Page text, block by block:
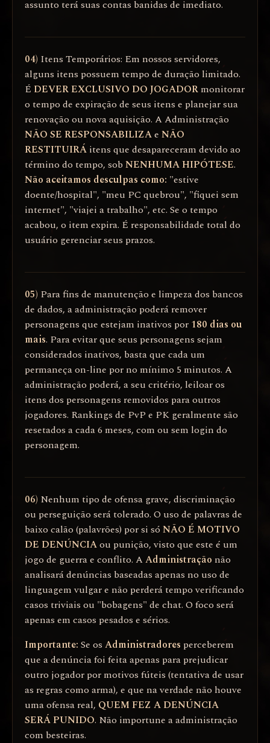
assunto terá suas contas banidas de imediato.
04) Itens Temporários: Em nossos servidores,
alguns itens possuem tempo de duração limitado.
É DEVER EXCLUSIVO DO JOGADORmonitorar
o tempo de expiração de seus itens e planejar sua
renovação ou nova aquisição. A Administração
NÃO SE RESPONSABILIZAe NÃO
RESTITUIRÁ itens que desapareceram devido ao
término do tempo, sob NENHUMA HIPÓTESE.
Não aceitamos desculpas como: "estive
doente/hospital", "meu PC quebrou", "fiquei sem
internet", "viajei a trabalho", etc. Se o tempo
acabou, o item expira. É responsabilidade total do
usuário gerenciar seus prazos.
05) Para fins de manutenção e limpeza dos bancos
de dados, a administração poderá remover
personagens que estejam inativos por 180 dias ou
mais. Para evitar que seus personagens sejam
considerados inativos, basta que cada um
permaneça on-line por no mínimo 5 minutos. A
administração poderá, a seu critério, leiloar os
itens dos personagens removidos para outros
jogadores. Rankings de PvP e PK geralmente são
resetados a cada 6 meses, com ou sem login do
personagem.
06) Nenhum tipo de ofensa grave, discriminação
ou perseguição será tolerado. O uso de palavras de
baixo calão (palavrões) por si só NÃO É MOTIVO
DE DENÚNCIAou punição, visto que este é um
jogo de guerra e conflito. AAdministração não
analisará denúncias baseadas apenas no uso de
linguagem vulgar e não perderá tempo verificando
casos triviais ou "bobagens" de chat. O foco será
apenas em casos pesados e sérios.
Importante: Se os Administradores perceberem
que a denúncia foi feita apenas para prejudicar
outro jogador por motivos fúteis (tentativa de usar
as regras como arma), e que na verdade não houve
uma ofensa real, QUEM FEZ A DENÚNCIA
SERÁ PUNIDO. Não importune a administração
com besteiras.